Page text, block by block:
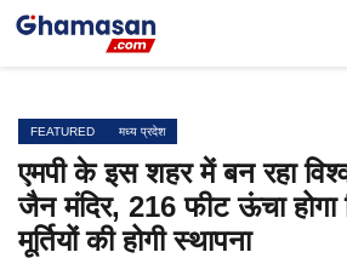
Skip
FEATURED मध्य प्रदेश
एमपी के इस शहर में बन रहा
जैन मंदिर, 216 फीट ऊंचा
मूर्तियों की होगी स्थापना